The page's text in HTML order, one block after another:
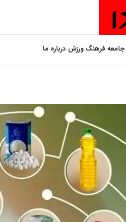
جامعه فرهنگورزش درباره ما